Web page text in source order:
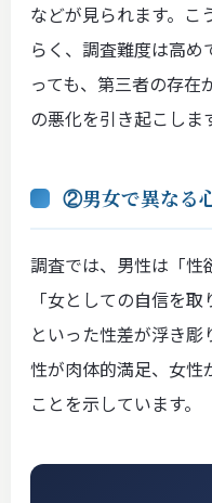
などが見られます。こ
らく、調査難度は高め
っても、第三者の存在
の悪化を引き起こしま
②男女で異なる
調査では、男性は「性
「女としての自信を
といった性差が浮き彫
性が肉体的満足、女性
ことを示しています。